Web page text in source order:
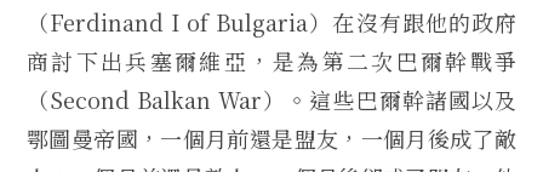
（Ferdinand I of Bulgaria）在沒有跟他的政府
商討下出兵塞爾維亞，是為第二次巴爾幹戰爭
（Second Balkan War）。這些巴爾幹諸國以及
鄂圖曼帝國，一個月前還是盟友，一個月後成了敵